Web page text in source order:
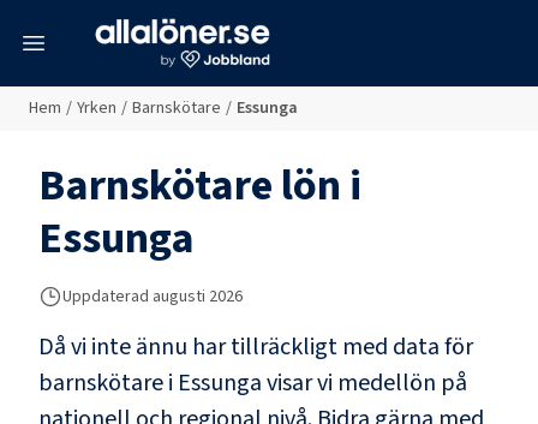
Hem / Yrken / Barnskötare / Essunga
Barnskötarelön i
Essunga
Uppdaterad augusti 2026
Då vi inte ännu har tillräckligt med data för
barnskötarei Essungavisar vi medellön på